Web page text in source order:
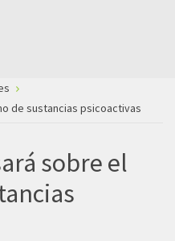
de sustancias psicoactivas
sobre el